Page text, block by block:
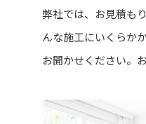
弊社では、お見積も
んな施工にいくらか
お聞かせください。